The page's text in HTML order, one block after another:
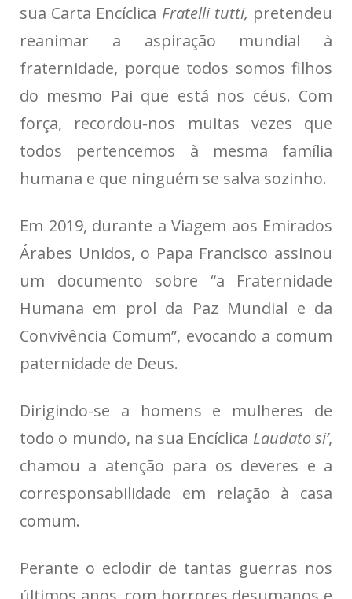
sua Carta Encíclica Fratelli tutti, pretendeu
reanimar a aspiração mundial à
fraternidade, porque todos somos filhos
do mesmo Pai que está nos céus. Com
força, recordou-nos muitas vezes que
todos pertencemos à mesma família
humana e que ninguém se salva sozinho.
Em 2019, durante a Viagem aos Emirados
Árabes Unidos, o Papa Francisco assinou
um documento sobre “a Fraternidade
Humana em prol da Paz Mundial e da
Convivência Comum”, evocando a comum
paternidade de Deus.
Dirigindo-se a homens e mulheres de
todo o mundo, na sua Encíclica Laudato si’,
chamou a atenção para os deveres e a
corresponsabilidade em relação à casa
comum.
Perante o eclodir de tantas guerras nos